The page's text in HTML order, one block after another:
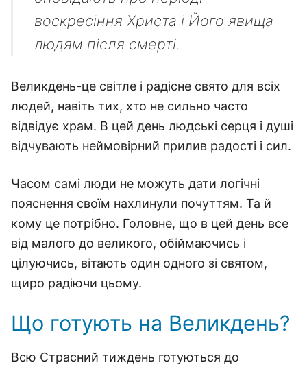
воскресіння Христа і Його явища
людям після смерті.
Великдень-це світле і радісне свято для всіх
людей, навіть тих, хто не сильно часто
відвідує храм. В цей день людські серця і душі
відчувають неймовірний прилив радості і сил.
Часом самі люди не можуть дати логічні
пояснення своїм нахлинули почуттям. Та й
кому це потрібно. Головне, що в цей день все
від малого до великого, обіймаючись і
цілуючись, вітають один одного зі святом,
щиро радіючи цьому.
Що готують на Великдень?
Всю Страсний тиждень готуються до